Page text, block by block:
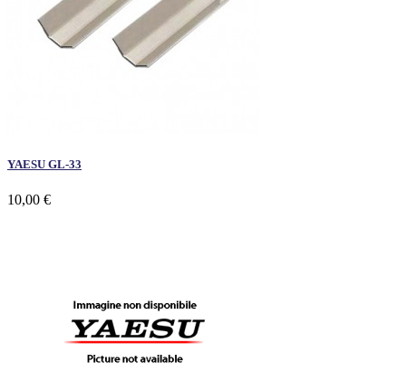
YAESU GL-33
10,00 €